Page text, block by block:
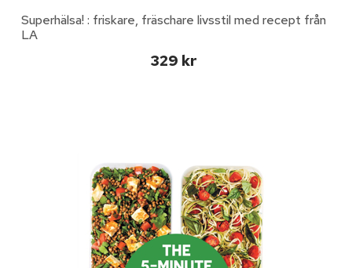
Superhälsa! : friskare, fräschare livsstil med recept från
LA
329 kr